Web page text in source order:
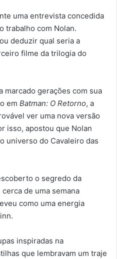
uma entrevista concedida
trabalho com Nolan.
deduzir qual seria a
filme da trilogia do
marcado gerações com sua
em Batman: O Retorno, a
ver uma nova versão
isso, apostou que Nolan
universo do Cavaleiro das
o segredo da
de uma semana
como uma energia
inspiradas na
que lembravam um traje